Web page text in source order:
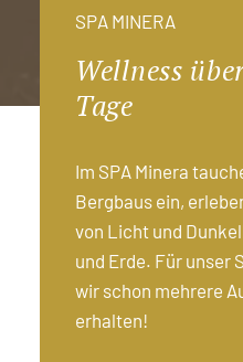
SPA MINERA
Wellness
Tage
Im SPA Minera
Bergbaus ein,
von Licht und
und Erde. Für unser
wir schon mehrere
erhalten!